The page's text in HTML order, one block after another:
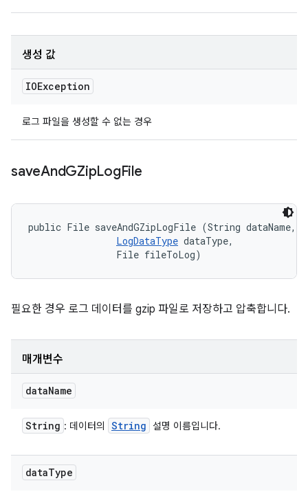
생성 값
IOException
로그 파일을 생성할 수 없는 경우
saveAndGZipLogFile
public File saveAndGZipLogFile (String dataName,
LogDataType dataType,
                File fileToLog)
필요한 경우 로그 데이터를 gzip 파일로 저장하고 압축합니다.
매개변수
dataName
String : 데이터의 String 설명 이름입니다.
dataType